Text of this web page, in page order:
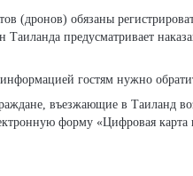
предусматривает
гостям нужно
въезжающие в Таиланд
форму «Цифровая